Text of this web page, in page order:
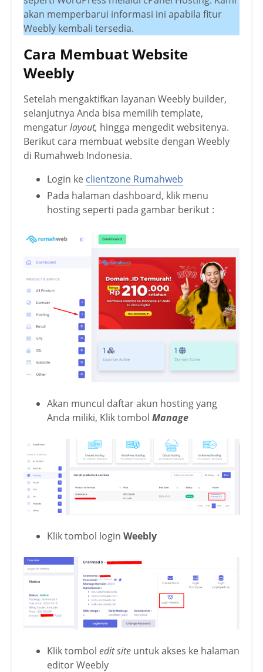
akan memperbarui informasi ini apabila fitur
Weebly kembali tersedia.
Cara Membuat Website
Weebly
Setelah mengaktifkan layanan Weebly builder,
selanjutnya Anda bisa memilih template,
mengaturlayout, hingga mengedit websitenya.
Berikut cara membuat website dengan Weebly
di Rumahweb Indonesia.
Login ke clientzone Rumahweb
Pada halaman dashboard, klik menu
hosting seperti pada gambar berikut :
Akan muncul daftar akun hosting yang
Anda miliki, Klik tombol Manage
Klik tombol login Weebly
Klik tombol edit site untuk akses ke halaman
editor Weebly